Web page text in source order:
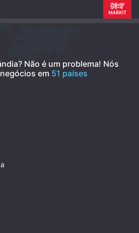
Não é um problema! Nós
em 51 países